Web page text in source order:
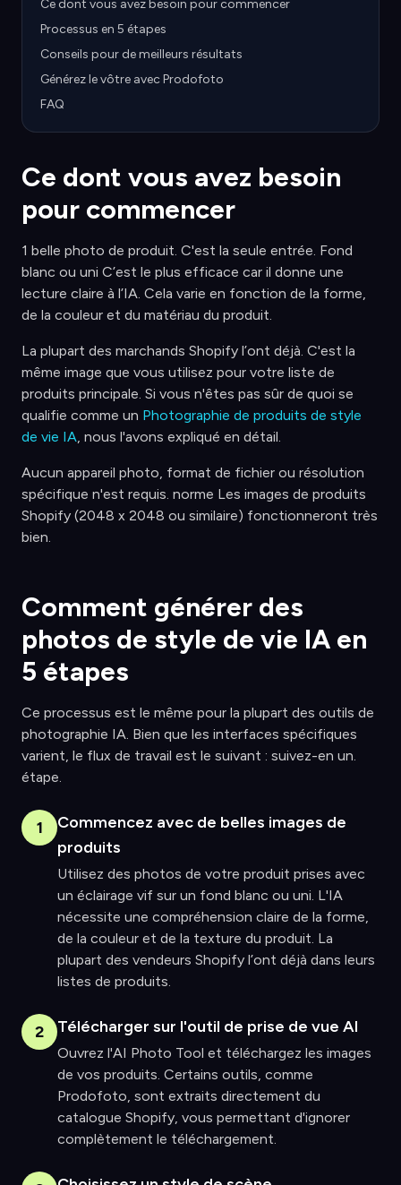
Ce dont vous avez besoin pour commencer
Processus en 5 étapes
Conseils pour de meilleurs résultats
Générez le vôtre avec Prodofoto
FAQ
Ce dont vous avez besoin
pour commencer
1 belle photo de produit. C'est la seule entrée. Fond
blanc ou uni C’est le plus efficace car il donne une
lecture claire à l’IA. Cela varie en fonction de la forme,
de la couleur et du matériau du produit.
La plupart des marchands Shopify l’ont déjà. C'est la
même image que vous utilisez pour votre liste de
produits principale. Si vous n'êtes pas sûr de quoi se
qualifie comme un Photographie de produits de style
de vie IA, nous l'avons expliqué en détail.
Aucun appareil photo, format de fichier ou résolution
spécifique n'est requis. norme Les images de produits
Shopify (2048 x 2048 ou similaire) fonctionneront très
bien.
Comment générer des
photos de style de vie IA en
5 étapes
Ce processus est le même pour la plupart des outils de
photographie IA. Bien que les interfaces spécifiques
varient, le flux de travail est le suivant : suivez-en un.
étape.
1
Commencez avec de belles images de
produits
Utilisez des photos de votre produit prises avec
un éclairage vif sur un fond blanc ou uni. L'IA
nécessite une compréhension claire de la forme,
de la couleur et de la texture du produit. La
plupart des vendeurs Shopify l’ont déjà dans leurs
listes de produits.
2 Télécharger sur l'outil de prise de vue AI
Ouvrez l'AI Photo Tool et téléchargez les images
de vos produits. Certains outils, comme
Prodofoto, sont extraits directement du
catalogue Shopify, vous permettant d'ignorer
complètement le téléchargement.